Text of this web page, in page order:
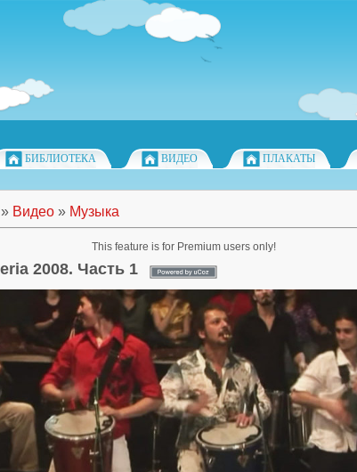
БИБЛИОТЕКА ВИДЕО ПЛАКАТЫ
» Видео » Музыка
2008. Часть 1
This feature is for Premium users only!